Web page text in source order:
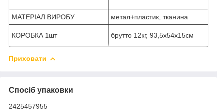
МАТЕРІАЛ ВИРОБУ метал+пластик, тканина
КОРОБКА 1шт брутто 12кг, 93,5х54х15см
Приховати
Спосіб упаковки
2425457955